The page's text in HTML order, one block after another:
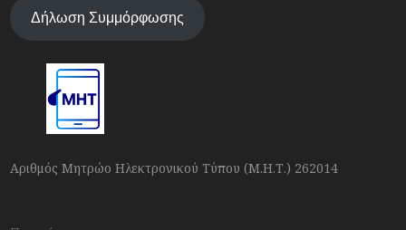
Δήλωση Συμμόρφωσης
Αριθμός Μητρώο Ηλεκτρονικού Τύπου (Μ.Η.Τ.) 262014